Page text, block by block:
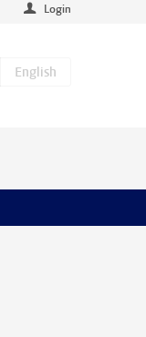
Login
pagina’s
pagina’s